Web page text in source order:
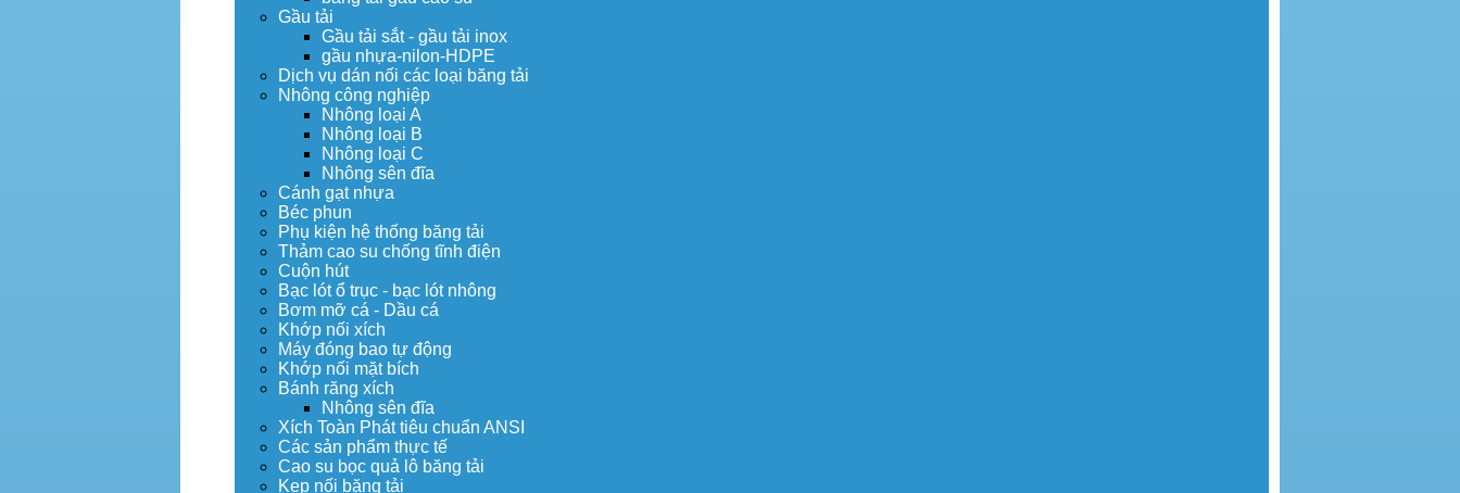
Gầu tải
Gầu tải sắt - gầu tải inox
gầu nhựa-nilon-HDPE
Dịch vụ dán nối các loại băng tải
Nhông công nghiệp
Nhông loại A
Nhông loại B
Nhông loại C
Nhông sên đĩa
Cánh gạt nhựa
Béc phun
Phụ kiện hệ thống băng tải
Thảm cao su chống tĩnh điện
Cuộn hút
Bạc lót ổ trục - bạc lót nhông
Bơm mỡ cá - Dầu cá
Khớp nối xích
Máy đóng bao tự động
Khớp nối mặt bích
Bánh răng xích
Nhông sên đĩa
Xích Toàn Phát tiêu chuẩn ANSI
Các sản phẩm thực tế
Cao su bọc quả lô băng tải
Kẹp nối băng tải